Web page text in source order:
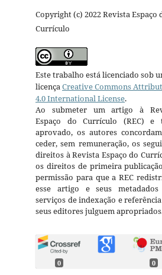
Copyright (c) 2022 Revista Espaço
Currículo
Este trabalho está licenciado sob
licençaCreative Commons
4.0 International License.
Ao submeter um artigo à
Espaço do Currículo (REC) e
aprovado, os autores
ceder, sem remuneração, os
direitos à Revista Espaço do
os direitos de primeira
permissão para que a REC
esse artigo e seus metadados
serviços de indexação e
seus editores julguem
0 0